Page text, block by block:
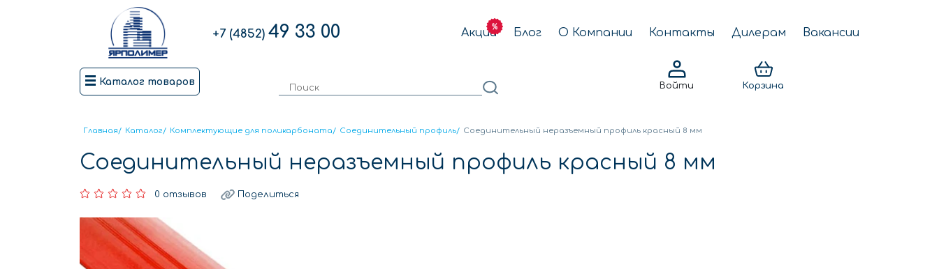
+7 (4852) 49 33 00 Акции Блог О Компании Контакты Дилерам Вакансии
Каталог товаров Войти Корзина
Главная/ Каталог/ Комплектующие для поликарбоната/ Соединительный профиль/ Соединительный неразъемный профиль красный 8 мм
Соединительный неразъемный профиль красный 8 мм
0 отзывов Поделиться